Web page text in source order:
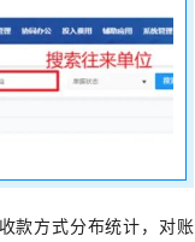
款方式分布统计，对账